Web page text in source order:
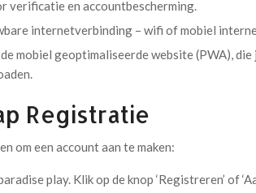
verificatie en accountbescherming.
internetverbinding – wifi of mobiel
mobiel geoptimaliseerde website (PWA),
Registratie
om een account aan te maken:
play. Klik op de knop ‘Registreren’ of